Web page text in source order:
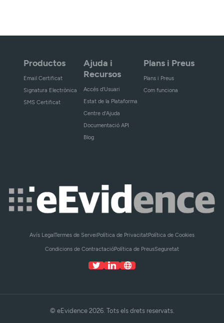
Productos
Email Certificat
Signatura Electrònica
SMS Certificat
Ajuda i
Recursos
Accés d'Usuari
Estat de la Plataforma
Centre d'Ajuda
Documentació API
Blog
Plans i Preus
Plans i Preus
Com funciona
Avís LegalTermes de ServeiPolítica de PrivacitatPolítica de Cookies
Condicions de ContractacióPolítica de PreusSeguretat
© eEvidence 2026. Tots els drets reservats.